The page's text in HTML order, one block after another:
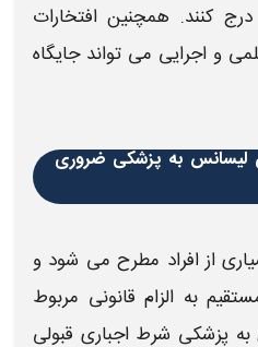
درج کنند. همچنین افتخارات
و اجرایی می تواند جایگاه
لیسانس به پزشکی ضروری
از افراد مطرح می شود و
به الزام قانونی مربوط
به پزشکی شرط اجباری قبولی